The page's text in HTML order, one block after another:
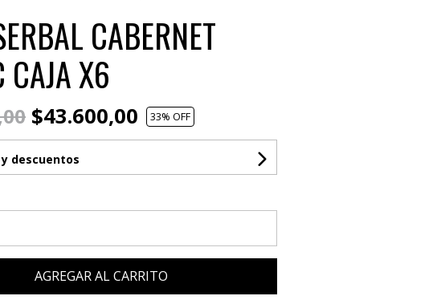
CABERNET
CAJA X6
$43.600,00 33% OFF
descuentos
AGREGAR AL CARRITO